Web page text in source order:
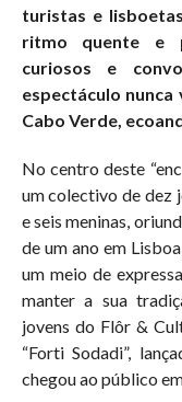
turistas e
ritmo quente e
curiosos e
espectáculo
Cabo Verde,
No centro deste
um colectivo de dez
e seis meninas,
de um ano em
um meio de
manter a sua
jovens do Flôr &
“Forti Sodadi”,
chegou ao público